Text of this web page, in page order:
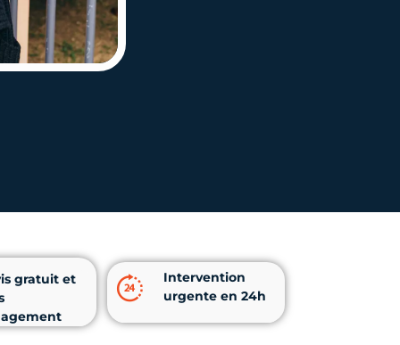
gratuit et
Intervention
urgente en 24h